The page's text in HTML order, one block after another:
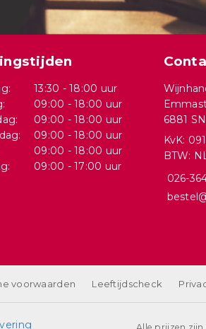
13:30 - 18:00 uur
09:00 - 18:00 uur
09:00 - 18:00 uur
09:00 - 18:00 uur
09:00 - 18:00 uur
09:00 - 17:00 uur
6881
KvK:
BTW:
026-
voorwaarden Leeftijdscheck